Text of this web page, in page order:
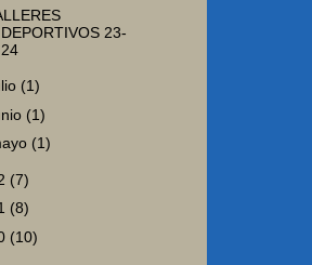
DEPORTIVOS 23-
24
(1)
(1)
(1)
(7)
(8)
(10)